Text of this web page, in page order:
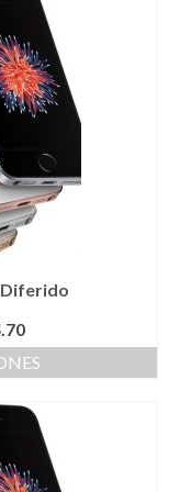
Diferido
Rango
de
precios:
$4,159.00
hasta
$12,894.70